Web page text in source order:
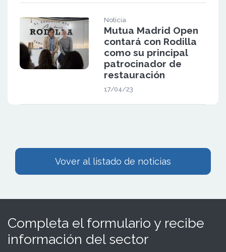
Noticia
Mutua Madrid Open
contará con Rodilla
como su principal
patrocinador de
restauración
17/04/23
Vover al listado de noticias
Completa el formulario y recibe
información del sector